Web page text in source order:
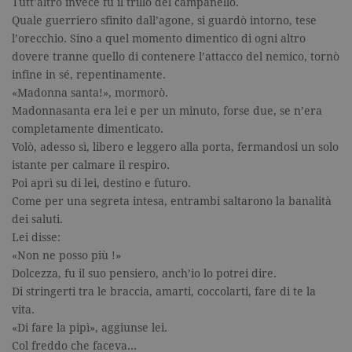
Tutt’altro invece fu il trillo del campanello.
Quale guerriero sfinito dall’agone, si guardò intorno, tese
l’orecchio. Sino a quel momento dimentico di ogni altro
dovere tranne quello di contenere l’attacco del nemico, tornò
infine in sé, repentinamente.
«Madonna santa!», mormorò.
Madonnasanta era lei e per un minuto, forse due, se n’era
completamente dimenticato.
Volò, adesso sì, libero e leggero alla porta, fermandosi un solo
istante per calmare il respiro.
Poi aprì su di lei, destino e futuro.
Come per una segreta intesa, entrambi saltarono la banalità
dei saluti.
Lei disse:
«Non ne posso più !»
Dolcezza, fu il suo pensiero, anch’io lo potrei dire.
Di stringerti tra le braccia, amarti, coccolarti, fare di te la
vita.
«Di fare la pipì», aggiunse lei.
Col freddo che faceva…
degli utenti e la gestione dell'account. Il
sito Web non può essere utilizzato
correttamente senza i cookie
strettamente necessari. Col rispetto
delle condizioni previste dal Garante, i
cookie analitici sono equiparati ai
tecnici e dunque non necessitano del
consenso.
Dominio Scadenza
_gid
.garzanti.it 1 giorno
Questo
impostato
aggiorna
pagina.